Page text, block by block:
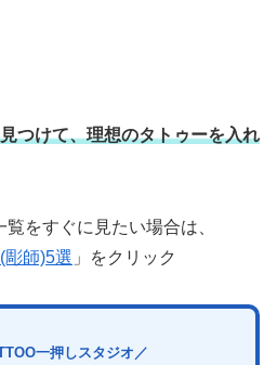
つけて、理想のタトゥーを入れ
をすぐに見たい場合は、
彫師)5選 」をクリック
一押しスタジオ／